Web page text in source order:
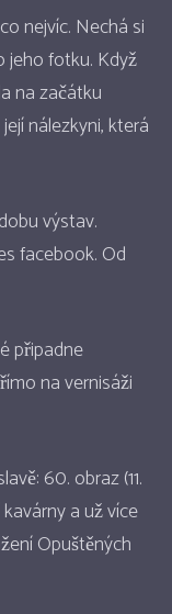
nejvíc. Nechá si
jeho fotku. Když
na začátku
nálezkyni, která
výstav.
facebook. Od
připadne
na vernisáži
60. obraz (11.
a už více
Opuštěných